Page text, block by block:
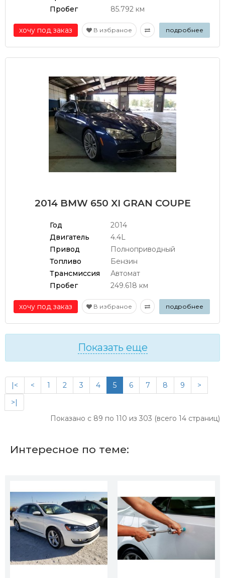
Пробег
85.792 км
хочу под заказ В избраное подробнее
2014 BMW 650 XI GRAN COUPE
Год
2014
Двигатель
4.4L
Привод
Полноприводный
Топливо
Бензин
Трансмиссия
Автомат
Пробег
249.618 км
хочу под заказ В избраное подробнее
Показать еще
|< < 1 2 3 4 5 6 7 8 9
>
>|
Показано с 89 по 110 из 303 (всего 14 страниц)
Интересное по теме: